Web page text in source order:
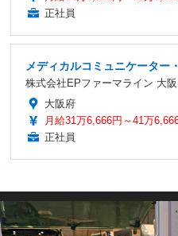
正社員
メディカルコミュニケーター
株式会社EPファーマライン 大
大阪府
月給31万6,666円～41万
正社員